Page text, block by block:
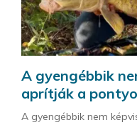
A gyengébbik
aprítják a
A gyengébbik nem